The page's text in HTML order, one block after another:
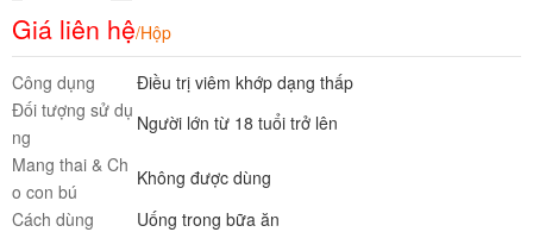
Giá liên hệ/Hộp
Công dụng
Điều trị viêm khớp dạng thấp
Đối tượng sử dụ
ng
Người lớn từ 18 tuổi trở lên
Mang thai & Ch
o con bú
Không được dùng
Cách dùng
Uống trong bữa ăn